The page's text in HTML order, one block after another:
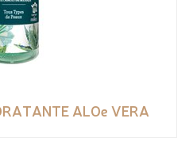
ALOe VERA